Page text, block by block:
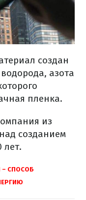
создан
азота
пленка.
из
созданием
лет.
– СПОСОБ